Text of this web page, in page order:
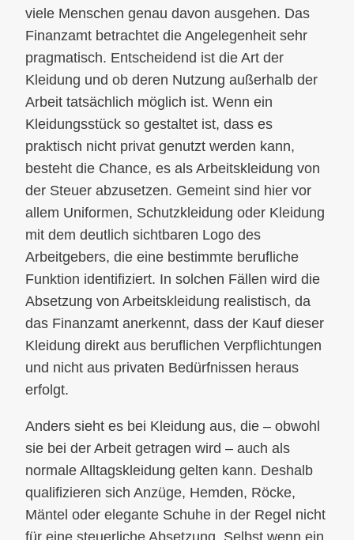
viele Menschen genau davon ausgehen. Das
Finanzamt betrachtet die Angelegenheit sehr
pragmatisch. Entscheidend ist die Art der
Kleidung und ob deren Nutzung außerhalb der
Arbeit tatsächlich möglich ist. Wenn ein
Kleidungsstück so gestaltet ist, dass es
praktisch nicht privat genutzt werden kann,
besteht die Chance, es als Arbeitskleidung von
der Steuer abzusetzen. Gemeint sind hier vor
allem Uniformen, Schutzkleidung oder Kleidung
mit dem deutlich sichtbaren Logo des
Arbeitgebers, die eine bestimmte berufliche
Funktion identifiziert. In solchen Fällen wird die
Absetzung von Arbeitskleidung realistisch, da
das Finanzamt anerkennt, dass der Kauf dieser
Kleidung direkt aus beruflichen Verpflichtungen
und nicht aus privaten Bedürfnissen heraus
erfolgt.
Anders sieht es bei Kleidung aus, die – obwohl
sie bei der Arbeit getragen wird – auch als
normale Alltagskleidung gelten kann. Deshalb
qualifizieren sich Anzüge, Hemden, Röcke,
Mäntel oder elegante Schuhe in der Regel nicht
für eine steuerliche Absetzung. Selbst wenn ein